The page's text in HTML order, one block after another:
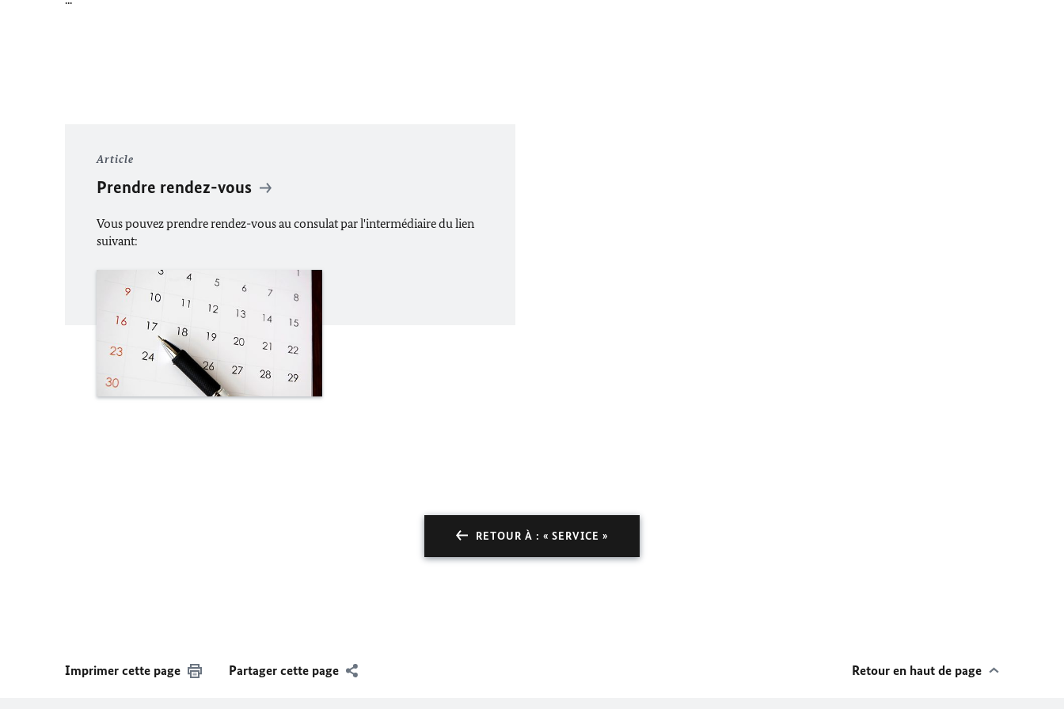
Article
Prendre rendez-vous
Vous pouvez prendre rendez-vous au consulat par l'intermédiaire du lien
suivant:
RETOUR À : « SERVICE »
Imprimer cette page Partager cette page Retour en haut de page